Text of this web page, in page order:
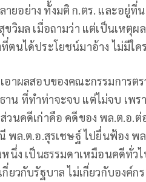
ยอย่าง ทั้งมติ ก.ตร. และอยู่ที่
วิมล เมื่อถามว่า แต่เป็นเหตุ
ตนได้ประโยชน์มาอ้าง ไม่มีใค
อาผลสอบของคณะกรรมการต
น ที่ทำท่าจะจบ แต่ไม่จบ เพร
วนคดีเก่าคือ คดีของ พล.ต.อ.
พล.ต.อ.สุรเชษฐ์ ไปยื่นฟ้อง พ
นึ่ง เป็นธรรมดาเหมือนคดีทั่ว
ยวกับรัฐบาล ไม่เกี่ยวกับองค์ก